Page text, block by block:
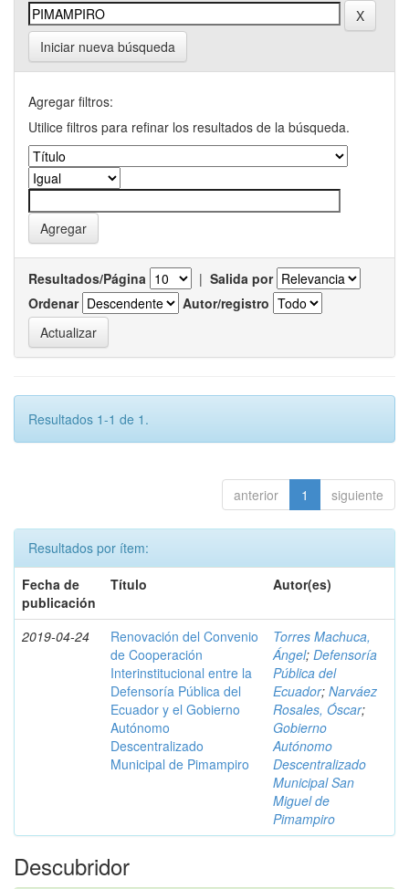
Iniciar nueva búsqueda
Agregar filtros:
Utilice filtros para refinar los resultados de la búsqueda.
Resultados/Página | Salida por
Ordenar
Autor/registro
Resultados 1-1 de 1.
anterior 1 siguiente
Resultados por ítem:
Fecha de
publicación
Título Autor(es)
2019-04-24
Renovación del Convenio
de Cooperación
Interinstitucional entre la
Defensoría Pública del
Ecuador y el Gobierno
Autónomo
Descentralizado
Municipal de Pimampiro
Torres Machuca,
Ángel; Defensoría
Pública del
Ecuador; Narváez
Rosales, Óscar;
Gobierno
Autónomo
Descentralizado
Municipal San
Miguel de
Pimampiro
Descubridor